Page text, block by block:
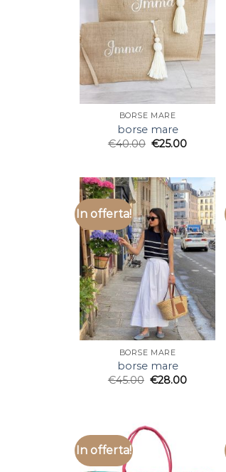
BORSE MARE
borse mare
€40.00 €25.00
In offerta!
BORSE MARE
borse mare
€45.00 €28.00
In offerta!